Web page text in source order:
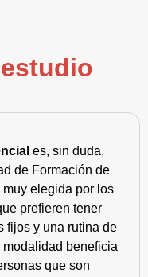
es, sin duda,
de Formación de
elegida por los
prefieren tener
fijos y una rutina de
modalidad beneficia
que son